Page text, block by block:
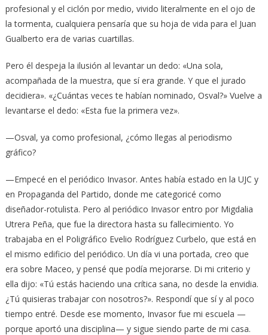
profesional y el ciclón por medio, vivido literalmente en el ojo de
la tormenta, cualquiera pensaría que su hoja de vida para el Juan
Gualberto era de varias cuartillas.
Pero él despeja la ilusión al levantar un dedo: «Una sola,
acompañada de la muestra, que sí era grande. Y que el jurado
decidiera». «¿Cuántas veces te habían nominado, Osval?» Vuelve a
levantarse el dedo: «Esta fue la primera vez».
—Osval, ya como profesional, ¿cómo llegas al periodismo
gráfico?
—Empecé en el periódico Invasor. Antes había estado en la UJC y
en Propaganda del Partido, donde me categoricé como
diseñador-rotulista. Pero al periódico Invasor entro por Migdalia
Utrera Peña, que fue la directora hasta su fallecimiento. Yo
trabajaba en el Poligráfico Evelio Rodríguez Curbelo, que está en
el mismo edificio del periódico. Un día vi una portada, creo que
era sobre Maceo, y pensé que podía mejorarse. Di mi criterio y
ella dijo: «Tú estás haciendo una crítica sana, no desde la envidia.
¿Tú quisieras trabajar con nosotros?». Respondí que sí y al poco
tiempo entré. Desde ese momento, Invasor fue mi escuela —
porque aportó una disciplina— y sigue siendo parte de mi casa.